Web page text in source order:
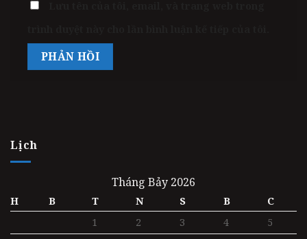
Lịch
Tháng Bảy 2026
H B T N S B
C
1
2 3 4
5